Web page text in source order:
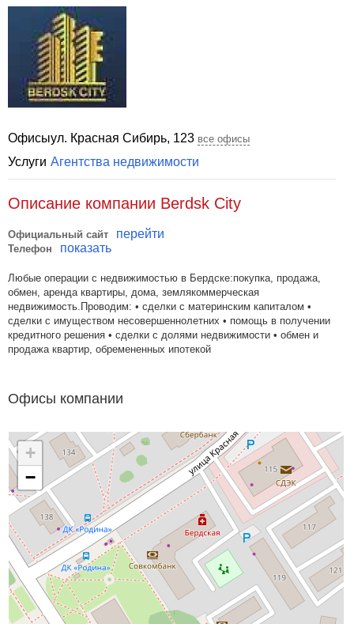
Офисыул. Красная Сибирь, 123 все офисы
Услуги Агентства недвижимости
Описание компании Berdsk City
Официальный сайт перейти
Телефон показать
Любые операции с недвижимостью в Бердске:покупка, продажа,
обмен, аренда квартиры, дома, землякоммерческая
недвижимость.Проводим: • сделки с материнским капиталом •
сделки с имуществом несовершеннолетних • помощь в получении
кредитного решения • сделки с долями недвижимости • обмен и
продажа квартир, обремененных ипотекой
Офисы компании
+
−